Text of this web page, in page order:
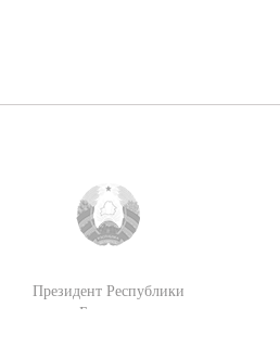
Президент Республики
Беларусь